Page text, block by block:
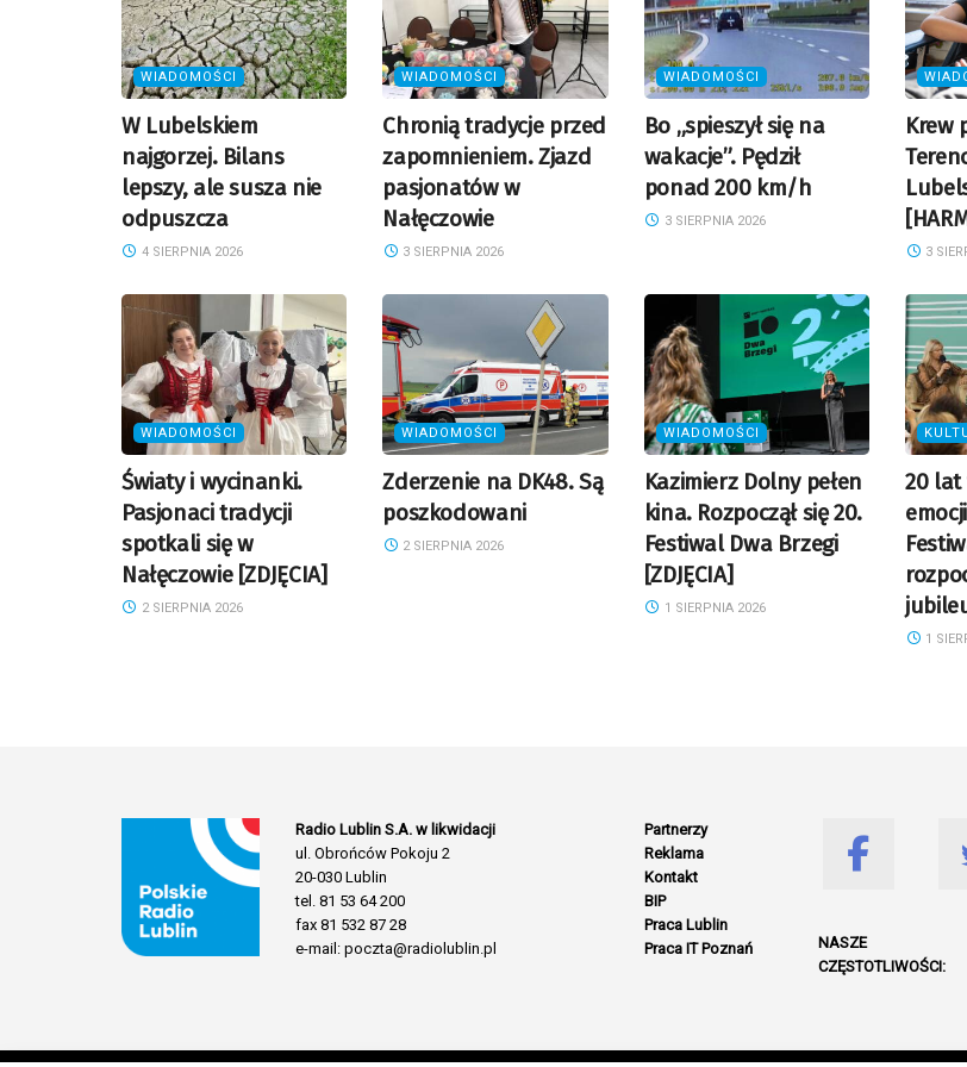
WIADOMOŚCI
W Lubelskiem
najgorzej. Bilans
lepszy, ale susza nie
odpuszcza
4 SIERPNIA 2026
WIADOMOŚCI
Chronią tradycje przed
zapomnieniem. Zjazd
pasjonatów w
Nałęczowie
3 SIERPNIA 2026
WIADOMOŚCI
Bo „spieszył się na
wakacje”. Pędził
ponad 200 km/h
3 SIERPNIA 2026
Krew
3
WIADOMOŚCI
Światy i wycinanki.
Pasjonaci tradycji
spotkali się w
Nałęczowie [ZDJĘCIA]
2 SIERPNIA 2026
WIADOMOŚCI
Zderzenie na DK48. Są
poszkodowani
2 SIERPNIA 2026
WIADOMOŚCI
Kazimierz Dolny pełen
kina. Rozpoczął się 20.
Festiwal Dwa Brzegi
[ZDJĘCIA]
1 SIERPNIA 2026
20 lat
1
Radio Lublin S.A. w likwidacji
ul. Obrońców Pokoju 2
20-030 Lublin
tel. 81 53 64 200
fax 81 532 87 28
e-mail: poczta@radiolublin.pl
Partnerzy
Reklama
Kontakt
BIP
Praca Lublin
Praca IT Poznań
NASZE
CZĘSTOTLIWOŚCI: